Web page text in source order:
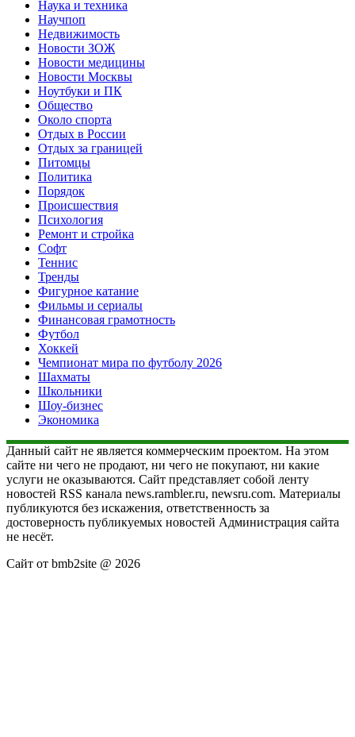
Наука и техника
Научпоп
Недвижимость
Новости ЗОЖ
Новости медицины
Новости Москвы
Ноутбуки и ПК
Общество
Около спорта
Отдых в России
Отдых за границей
Питомцы
Политика
Порядок
Происшествия
Психология
Ремонт и стройка
Софт
Теннис
Тренды
Фигурное катание
Фильмы и сериалы
Финансовая грамотность
Футбол
Хоккей
Чемпионат мира по футболу 2026
Шахматы
Школьники
Шоу-бизнес
Экономика
Данный сайт не является коммерческим проектом. На этом
сайте ни чего не продают, ни чего не покупают, ни какие
услуги не оказываются. Сайт представляет собой ленту
новостей RSS канала news.rambler.ru, newsru.com. Материалы
публикуются без искажения, ответственность за
достоверность публикуемых новостей Администрация сайта
не несёт.
Сайт от bmb2site @ 2026